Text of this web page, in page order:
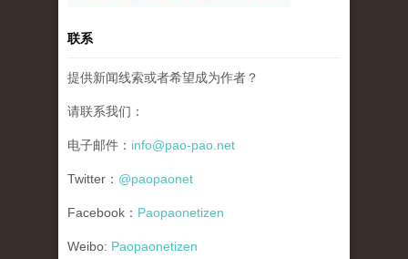
联系
提供新闻线索或者希望成为作者？
请联系我们：
电子邮件： info@pao-pao.net
Twitter： @paopaonet
Facebook： Paopaonetizen
Weibo: Paopaonetizen